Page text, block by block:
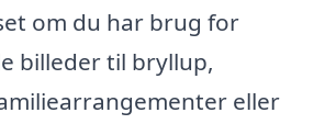
om du har brug for
billeder til bryllup,
eller